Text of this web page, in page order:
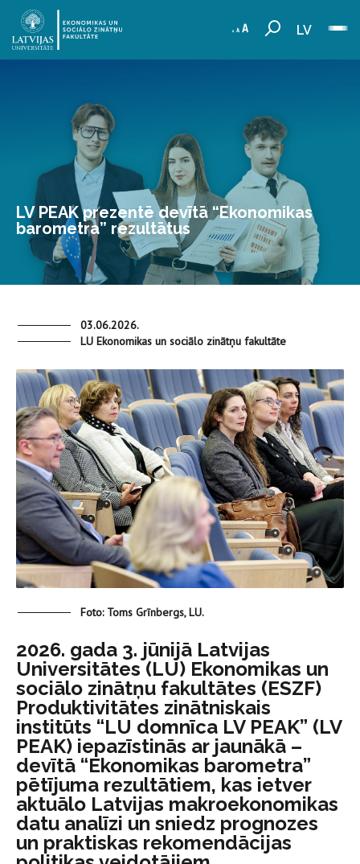
LV
LV PEAK prezentē devītā “Ekonomikas
barometra” rezultātus
03.06.2026.
LU Ekonomikas un sociālo zinātņu fakultāte
Foto: Toms Grīnbergs, LU.
2026. gada 3. jūnijā Latvijas
Universitātes (LU) Ekonomikas un
sociālo zinātņu fakultātes (ESZF)
Produktivitātes zinātniskais
institūts “LU domnīca LV PEAK” (LV
PEAK) iepazīstinās ar jaunākā –
devītā “Ekonomikas barometra”
pētījuma rezultātiem, kas ietver
aktuālo Latvijas makroekonomikas
datu analīzi un sniedz prognozes
un praktiskas rekomendācijas